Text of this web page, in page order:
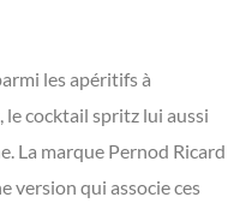
les apéritifs à
le cocktail spritz lui aussi
La marque Pernod Ricard
version qui associe ces